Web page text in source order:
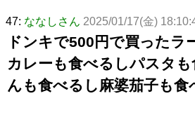
47: ななしさん 2025/01/17(金)
ドンキで500円で買ったラ
カレーも食べるしパスタ
んも食べるし麻婆茄子も食